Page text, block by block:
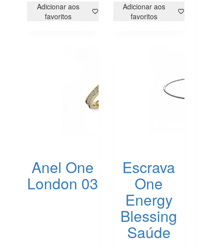
multiple
variants.
Adicionar aos
favoritos
Adicionar aos
favoritos
Anel One
London 03
Escrava
One
Energy
Blessing
Saúde